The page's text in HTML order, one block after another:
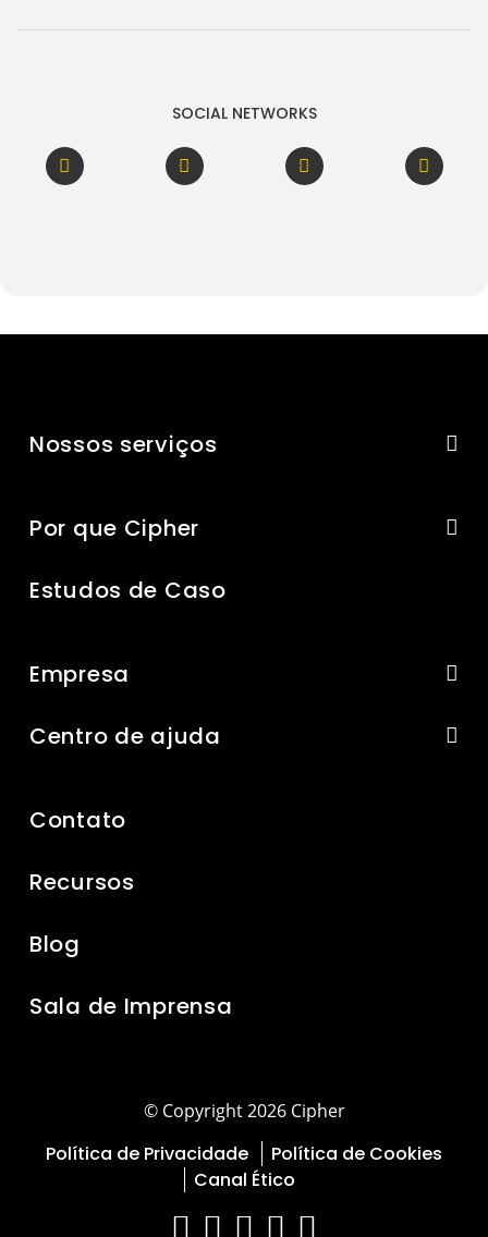
SOCIAL NETWORKS
Nossos serviços
Por que Cipher
Estudos de Caso
Empresa
Centro de ajuda
Contato
Recursos
Blog
Sala de Imprensa
© Copyright 2026 Cipher
Política de Privacidade
Política de Cookies
Canal Ético